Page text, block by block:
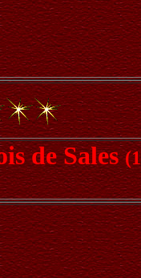
de Sales